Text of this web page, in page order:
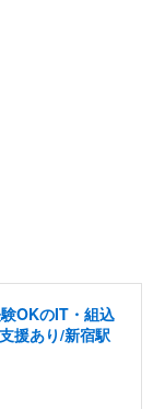
OKのIT・組込
援あり/新宿駅